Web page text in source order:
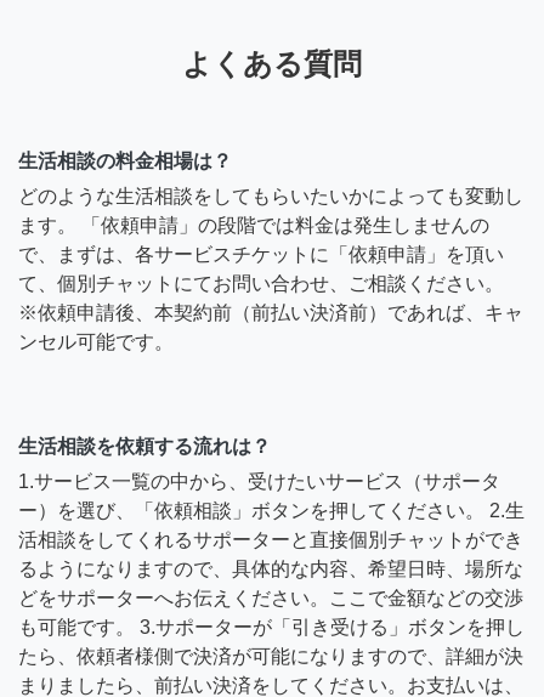
よくある質問
生活相談の料金相場は？
どのような生活相談をしてもらいたいかによっても変動し
ます。 「依頼申請」の段階では料金は発生しませんの
で、まずは、各サービスチケットに「依頼申請」を頂い
て、個別チャットにてお問い合わせ、ご相談ください。
※依頼申請後、本契約前（前払い決済前）であれば、キャ
ンセル可能です。
生活相談を依頼する流れは？
1.サービス一覧の中から、受けたいサービス（サポータ
ー）を選び、「依頼相談」ボタンを押してください。 2.生
活相談をしてくれるサポーターと直接個別チャットができ
るようになりますので、具体的な内容、希望日時、場所な
どをサポーターへお伝えください。ここで金額などの交渉
も可能です。 3.サポーターが「引き受ける」ボタンを押し
たら、依頼者様側で決済が可能になりますので、詳細が決
まりましたら、前払い決済をしてください。お支払いは、